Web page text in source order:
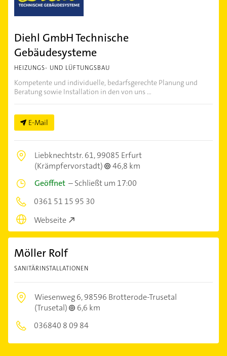
Diehl GmbH Technische
Gebäudesysteme
HEIZUNGS- UND LÜFTUNGSBAU
Kompetente und individuelle, bedarfsgerechte Planung und
Beratung sowie Installation in den von uns ...
E-Mail
Liebknechtstr. 61,99085 Erfurt
(Krämpfervorstadt)
46,8 km
Geöffnet –Schließt um 17:00
0361 51 15 95 30
Webseite
Möller Rolf
SANITÄRINSTALLATIONEN
Wiesenweg 6,98596 Brotterode-Trusetal
(Trusetal)
6,6 km
036840 8 09 84